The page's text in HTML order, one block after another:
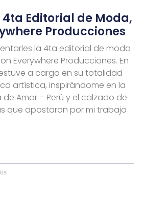
Editorial de Moda,
Producciones
la 4ta editorial de moda
Everywhere Producciones. En
a cargo en su totalidad
artística, inspirándome en la
Amor – Perú y el calzado de
que apostaron por mi trabajo